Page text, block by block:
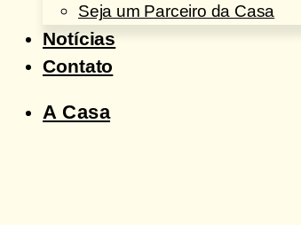
Seja um Parceiro da Casa
Notícias
Contato
A Casa